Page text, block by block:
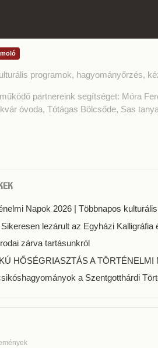
programok, hagyományőrzés,
partnereink segítséget: Móra
óvoda, Tótágas Bölcsőde, Sas
Napok 2026 | Többnapos
lezárult az Egyházi Kalligráfia
zárva tartásunkról
HŐSÉGRIASZTÁS A TÖRTÉNELMI
a Szentgotthárdi